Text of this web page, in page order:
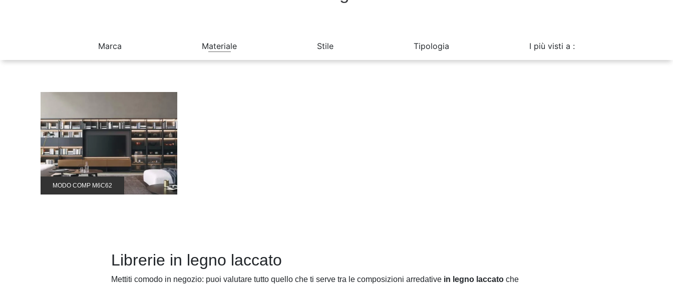
Marca Materiale Stile Tipologia I più visti a :
MODO COMP M6C62
Librerie in legno laccato
Mettiti comodo in negozio: puoi valutare tutto quello che ti serve tra le composizioni arredative in legno laccato che